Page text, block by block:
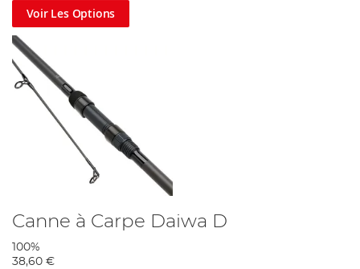
Voir Les Options
Canne à Carpe Daiwa D
100%
38,60 €